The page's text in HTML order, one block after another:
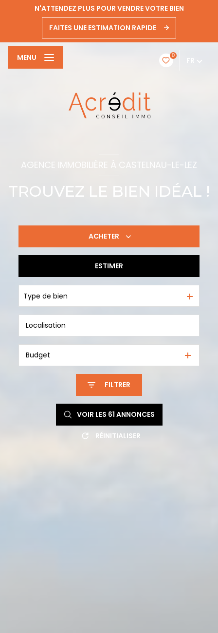
N'ATTENDEZ PLUS POUR VENDRE VOTRE BIEN
FAITES UNE ESTIMATION RAPIDE
0
FR
MENU
AGENCE IMMOBILIÈRE À CASTELNAU-LE-LEZ
TROUVEZ LE BIEN IDÉAL !
ACHETER
ESTIMER
Type de bien
Budget
FILTRER
VOIR LES 61 ANNONCES
RÉINITIALISER